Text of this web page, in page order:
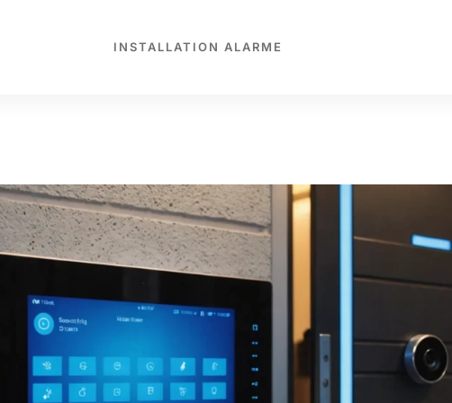
INSTALLATION ALARME